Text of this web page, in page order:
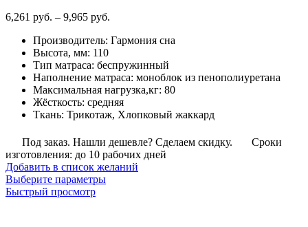
6,261 руб. – 9,965 руб.
6,261
–
9,965
руб.
Производитель: Гармония сна
Высота, мм: 110
Тип матраса: беспружинный
Наполнение матраса: моноблок из пенополиуретана
Максимальная нагрузка,кг: 80
Жёсткость: средняя
Ткань: Трикотаж, Хлопковый жаккард
Под заказ. Нашли дешевле? Сделаем скидку.
Сроки
изготовления: до 10 рабочих дней
Добавить в список желаний
Выберите параметрыЭтот
Быстрый просмотр